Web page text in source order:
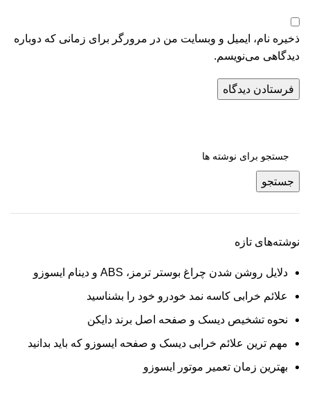
ذخیره نام، ایمیل و وبسایت من در مرورگر برای زمانی که دوباره
دیدگاهی می‌نویسم.
جستجو
نوشته‌های تازه
دلایل روشن شدن چراغ بوستر ترمز، ABS و دینام ایسوزو
علائم خرابی کاسه نمد خودرو خود را بشناسید
نحوه تشخیص دیسک و صفحه اصل برند دایکن
مهم ترین علائم خرابی دیسک و صفحه ایسوزو که باید بدانید
بهترین زمان تعمیر موتور ایسوزو